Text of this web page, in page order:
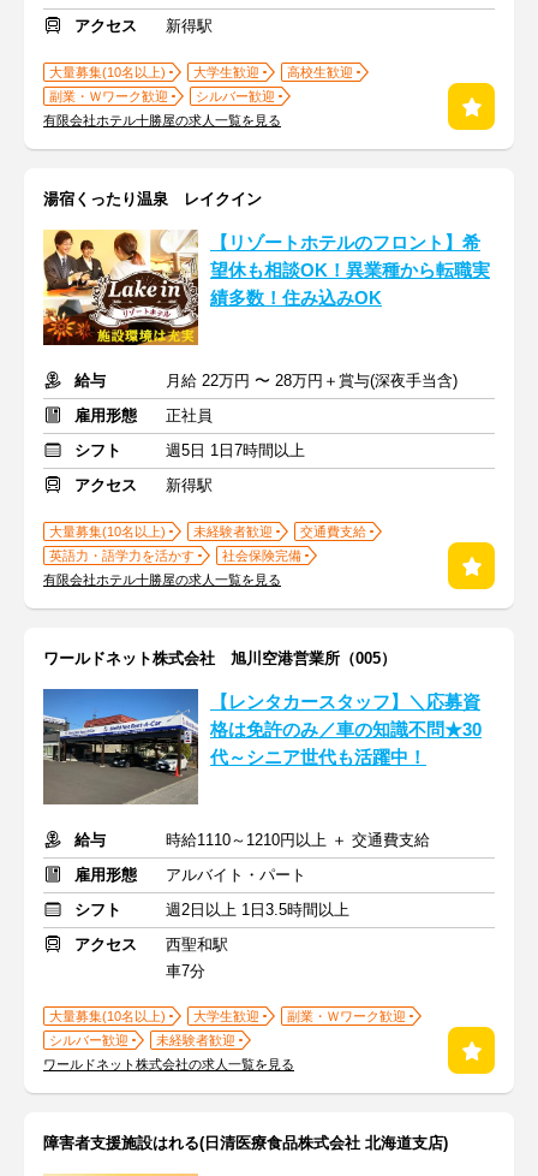
アクセス 新得駅
大量募集(10名以上) 大学生歓迎
高校生歓迎
副業・Ｗワーク歓迎
シルバー歓迎
有限会社ホテル十勝屋の求人一覧を見る
湯宿くったり温泉 レイクイン
【リゾートホテルのフロント】希
望休も相談OK！異業種から転職実
績多数！住み込みOK
給与
月給 22万円 〜 28万円＋賞与(深夜手当含)
雇用形態
正社員
シフト
週5日 1日7時間以上
アクセス
新得駅
大量募集(10名以上) 未経験者歓迎
交通費支給
英語力・語学力を活かす
社会保険完備
有限会社ホテル十勝屋の求人一覧を見る
ワールドネット株式会社 旭川空港営業所（005）
【レンタカースタッフ】＼応募資
格は免許のみ／車の知識不問★30
代～シニア世代も活躍中！
給与
時給1110～1210円以上 ＋ 交通費支給
雇用形態
アルバイト・パート
シフト
週2日以上 1日3.5時間以上
アクセス
西聖和駅
車7分
大量募集(10名以上) 大学生歓迎
副業・Ｗワーク歓迎
シルバー歓迎
未経験者歓迎
ワールドネット株式会社の求人一覧を見る
障害者支援施設はれる(日清医療食品株式会社 北海道支店)